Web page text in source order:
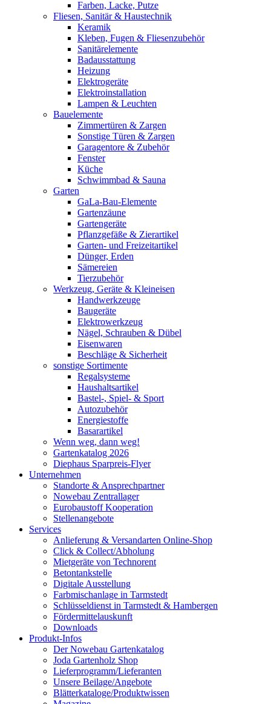
Farben, Lacke, Putze
Fliesen, Sanitär & Haustechnik
Keramik
Kleben, Fugen & Fliesenzubehör
Sanitärelemente
Badausstattung
Heizung
Elektrogeräte
Elektroinstallation
Lampen & Leuchten
Bauelemente
Zimmertüren & Zargen
Sonstige Türen & Zargen
Garagentore & Zubehör
Fenster
Küche
Schwimmbad & Sauna
Garten
GaLa-Bau-Elemente
Gartenzäune
Gartengeräte
Pflanzgefäße & Zierartikel
Garten- und Freizeitartikel
Dünger, Erden
Sämereien
Tierzubehör
Werkzeug, Geräte & Kleineisen
Handwerkzeuge
Baugeräte
Elektrowerkzeug
Nägel, Schrauben & Dübel
Eisenwaren
Beschläge & Sicherheit
sonstige Sortimente
Regalsysteme
Haushaltsartikel
Bastel-, Spiel- & Sport
Autozubehör
Energiestoffe
Basarartikel
Wenn weg, dann weg!
Gartenkatalog 2026
Diephaus Sparpreis-Flyer
Unternehmen
Standorte & Ansprechpartner
Nowebau Zentrallager
Eurobaustoff Kooperation
Stellenangebote
Services
Anlieferung & Versandarten Online-Shop
Click & Collect/Abholung
Mietgeräte von Technorent
Betontankstelle
Digitale Ausstellung
Farbmischanlage in Tarmstedt
Schlüsseldienst in Tarmstedt & Hambergen
Fördermittelauskunft
Downloads
Produkt-Infos
Der Nowebau Gartenkatalog
Joda Gartenholz Shop
Lieferprogramm/Lieferanten
Unsere Beilage/Angebote
Blätterkataloge/Produktwissen